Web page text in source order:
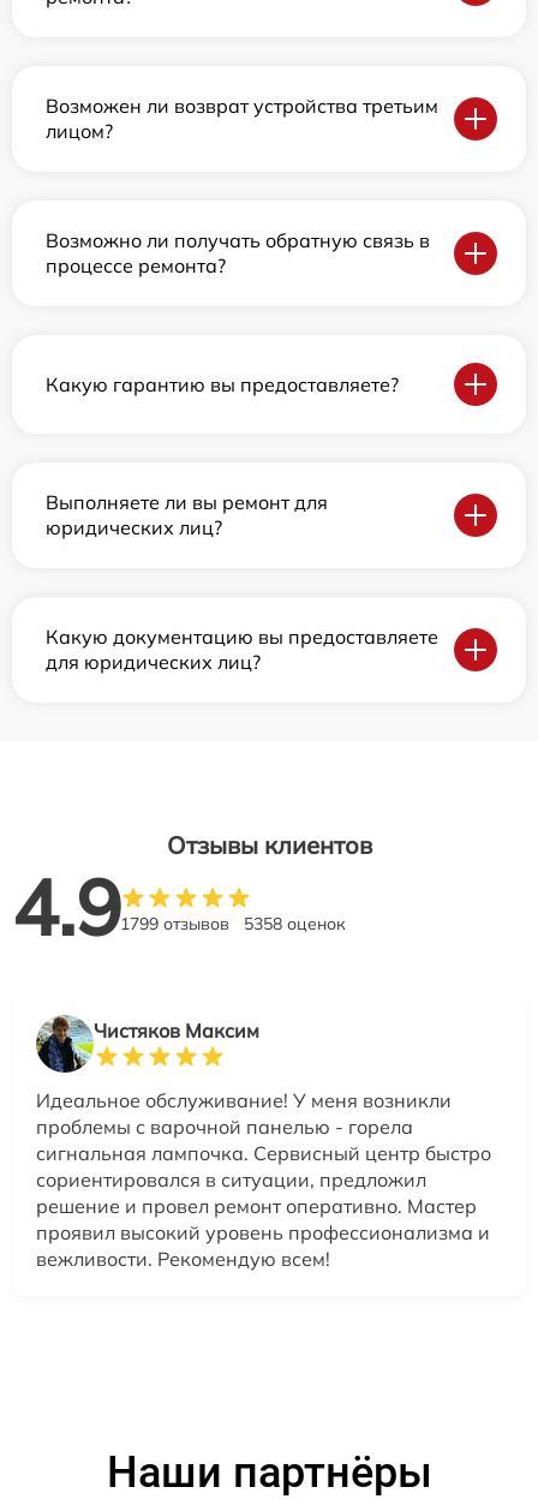
Возможен ли возврат устройства третьим
лицом?
Возможно ли получать обратную связь в
процессе ремонта?
Какую гарантию вы предоставляете?
Выполняете ли вы ремонт для
юридических лиц?
Какую документацию вы предоставляете
для юридических лиц?
Отзывы клиентов
4.91799 отзывов 5358 оценок
Чистяков Максим
Идеальное обслуживание! У меня возникли
проблемы с варочной панелью - горела
сигнальная лампочка. Сервисный центр быстро
сориентировался в ситуации, предложил
решение и провел ремонт оперативно. Мастер
проявил высокий уровень профессионализма и
вежливости. Рекомендую всем!
Наши партнёры